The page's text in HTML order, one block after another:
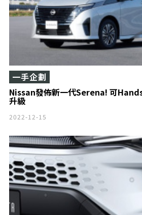
Nissan發佈新一代Serena! 可
升級
一手企劃
2022-12-15